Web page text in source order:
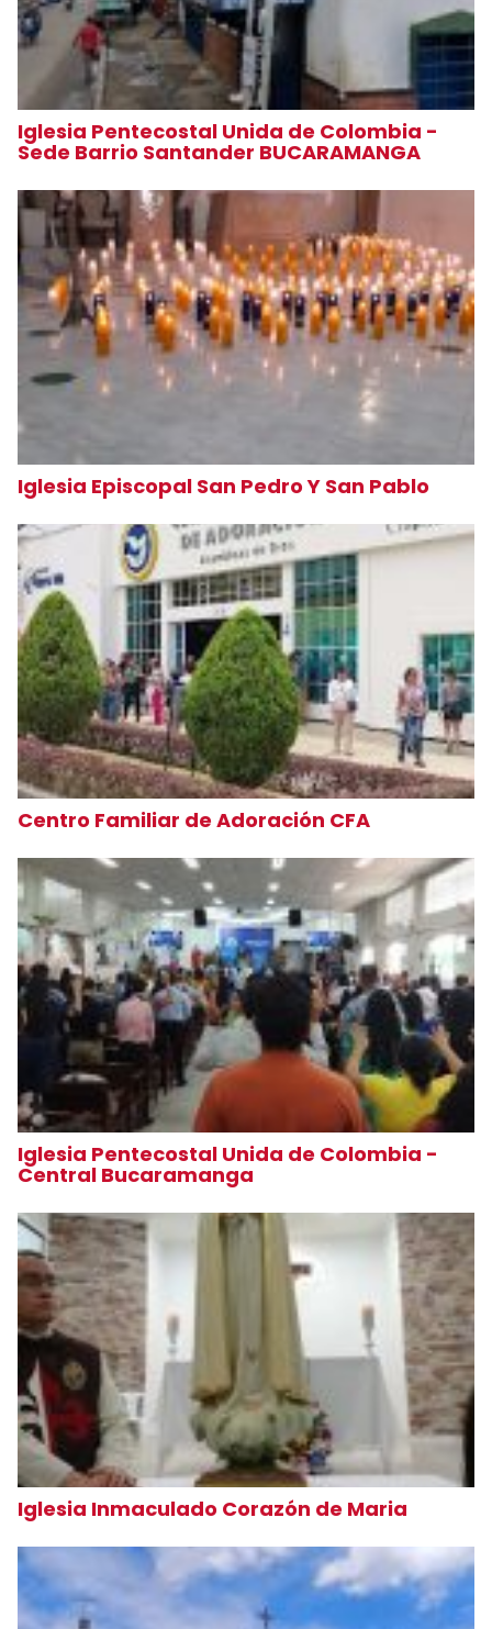
Iglesia Pentecostal Unida de Colombia -
Sede Barrio Santander BUCARAMANGA
Iglesia Episcopal San Pedro Y San Pablo
Centro Familiar de Adoración CFA
Iglesia Pentecostal Unida de Colombia -
Central Bucaramanga
Iglesia Inmaculado Corazón de Maria